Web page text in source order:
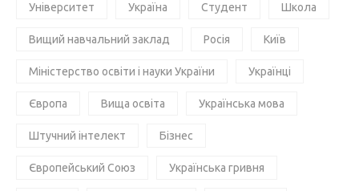
Університет Україна Студент Школа
Вищий навчальний заклад Росія Київ
Міністерство освіти і науки України Українці
Європа Вища освіта Українська мова
Штучний інтелект Бізнес
Європейський Союз Українська гривня